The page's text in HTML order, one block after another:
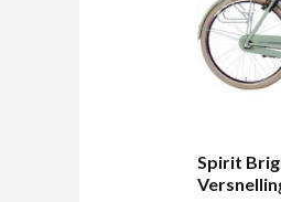
Spirit